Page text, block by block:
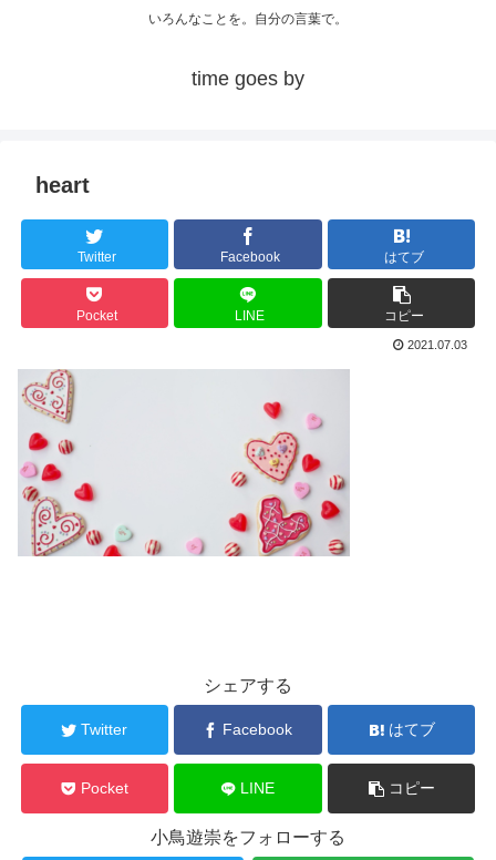
いろんなことを。自分の言葉で。
time goes by
heart
Twitter Facebook はてブ
Pocket LINE コピー
2021.07.03
シェアする
Twitter Facebook はてブ
Pocket LINE コピー
小鳥遊崇をフォローする